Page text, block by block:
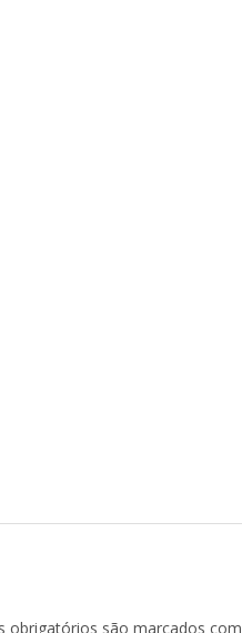
obrigatórios são marcados com